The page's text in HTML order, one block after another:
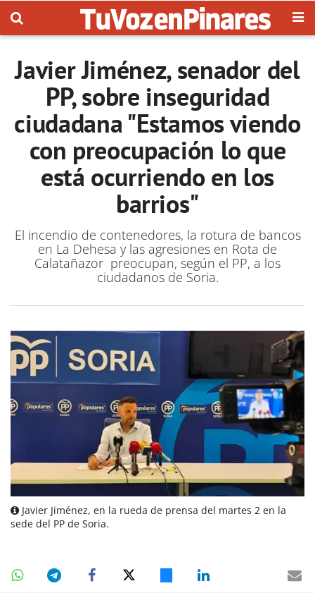
Javier Jiménez, senador del
PP, sobre inseguridad
ciudadana "Estamos viendo
con preocupación lo que
está ocurriendo en los
barrios"
El incendio de contenedores, la rotura de bancos
en La Dehesa y las agresiones en Rota de
Calatañazor preocupan, según el PP, a los
ciudadanos de Soria.
Javier Jiménez, en la rueda de prensa del martes 2 en la
sede del PP de Soria.